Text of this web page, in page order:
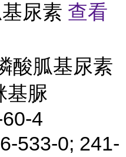
尿素 查看
酸胍基尿素
基脲
4
533-0; 241-